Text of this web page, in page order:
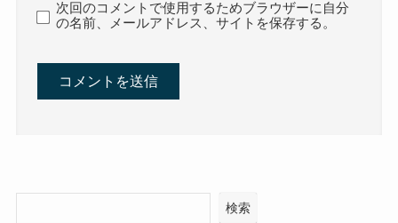
次回のコメントで使用するためブラウザーに自分
の名前、メールアドレス、サイトを保存する。
検索